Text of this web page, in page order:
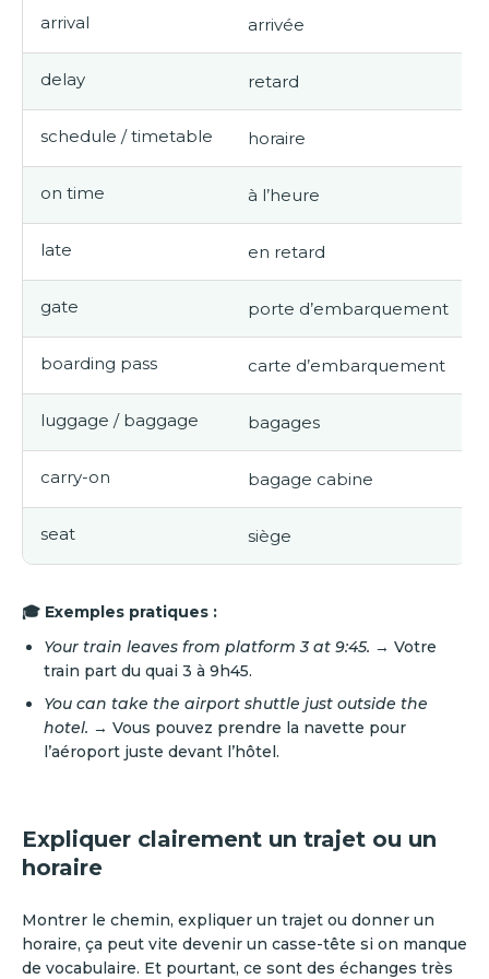
arrival arrivée
delay retard
schedule / timetable horaire
on time à l’heure
late en retard
gate porte d’embarquement
boarding pass carte d’embarquement
luggage / baggage bagages
carry-on bagage cabine
seat siège
🎓 Exemples pratiques :
Your train leaves from platform 3 at 9:45. → Votre
train part du quai 3 à 9h45.
You can take the airport shuttle just outside the
hotel. → Vous pouvez prendre la navette pour
l’aéroport juste devant l’hôtel.
Expliquer clairement un trajet ou un
horaire
Montrer le chemin, expliquer un trajet ou donner un
horaire, ça peut vite devenir un casse-tête si on manque
de vocabulaire. Et pourtant, ce sont des échanges très